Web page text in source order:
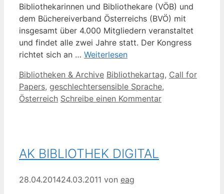
Bibliothekarinnen und Bibliothekare (VÖB) und
dem Büchereiverband Österreichs (BVÖ) mit
insgesamt über 4.000 Mitgliedern veranstaltet
und findet alle zwei Jahre statt. Der Kongress
richtet sich an … Weiterlesen
Kategorien
Bibliotheken & Archive Schlagwörter
Bibliothekartag, Call for
Papers, geschlechtersensible Sprache,
Österreich Schreibe einen Kommentar
AK BIBLIOTHEK DIGITAL
28.04.201424.03.2011 von eag